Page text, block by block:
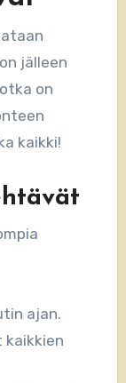
jälleen
on
kaikki!
ajan.
kaikkien